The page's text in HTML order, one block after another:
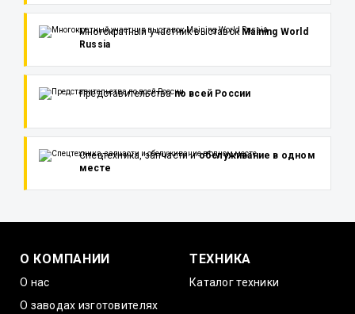
Многократный участник выставок Maining World
Russia
Представительствапо всей России
Спецтехника, запчасти иобслуживание в одном
месте
О КОМПАНИИ
О нас
О заводах изготовителях
ТЕХНИКА
Каталог техники